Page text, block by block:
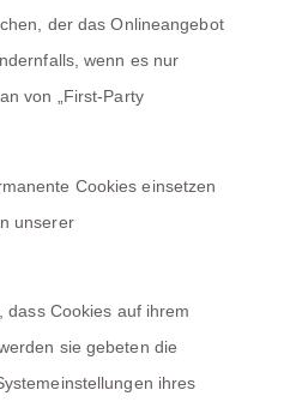
der das Onlineangebot
wenn es nur
von „First-Party
Cookies einsetzen
unserer
dass Cookies auf ihrem
sie gebeten die
ihres